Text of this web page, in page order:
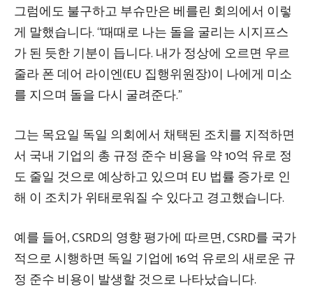
그럼에도 불구하고 부슈만은 베를린 회의에서 이렇
게 말했습니다. “때때로 나는 돌을 굴리는 시지프스
가 된 듯한 기분이 듭니다. 내가 정상에 오르면 우르
줄라 폰 데어 라이엔(EU 집행위원장)이 나에게 미소
를 지으며 돌을 다시 굴려준다.”
그는 목요일 독일 의회에서 채택된 조치를 지적하면
서 국내 기업의 총 규정 준수 비용을 약 10억 유로 정
도 줄일 것으로 예상하고 있으며 EU 법률 증가로 인
해 이 조치가 위태로워질 수 있다고 경고했습니다.
예를 들어, CSRD의 영향 평가에 따르면, CSRD를 국가
적으로 시행하면 독일 기업에 16억 유로의 새로운 규
정 준수 비용이 발생할 것으로 나타났습니다.